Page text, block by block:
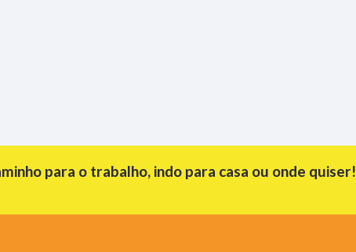
para o trabalho, indo para casa ou onde quiser!